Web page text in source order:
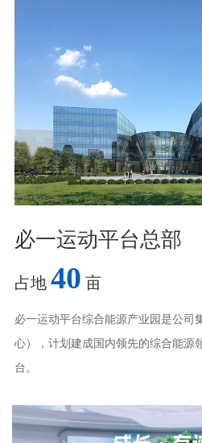
必一运动平台总部
占地 40 亩
必一运动平台综合能源产业园是公司
心），计划建成国内领先的综合能源领
台。